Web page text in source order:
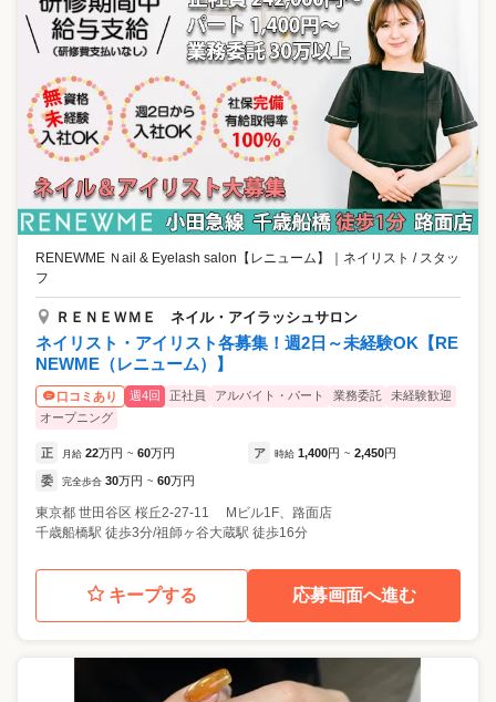
RENEWME Ｎail & Eyelash salon【レニューム】
ネイリスト / スタッ
フ
ＲＥＮＥＷＭＥ ネイル・アイラッシュサロン
ネイリスト・アイリスト各募集！週2日～未経験OK【RE
NEWME（レニューム）】
口コミあり 週4回 正社員 アルバイト・パート 業務委託
未経験歓迎
オープニング
正 月給 22万円 ~ 60万円 ア 時給 1,400円 ~ 2,450円
委 完全歩合 30万円 ~ 60万円
東京都 世田谷区 桜丘2-27-11 Mビル1F、路面店
千歳船橋駅 徒歩3分/祖師ヶ谷大蔵駅 徒歩16分
キープする 応募画面へ進む